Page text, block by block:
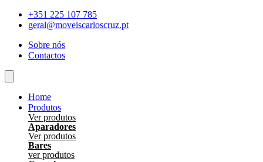
Skip
+351 225 107 785
geral@moveiscarloscruz.pt
Sobre nós
Contactos
Home
Produtos
Ver produtos
Aparadores
Ver produtos
Bares
ver produtos